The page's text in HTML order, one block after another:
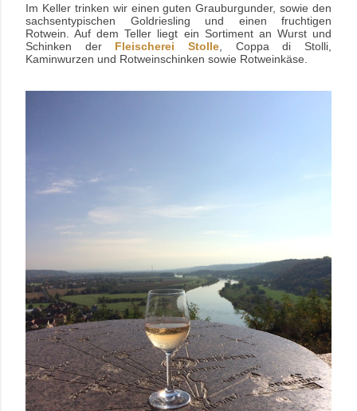
Im Keller trinken wir einen guten Grauburgunder, sowie den
sachsentypischen Goldriesling und einen fruchtigen
Rotwein. Auf dem Teller liegt ein Sortiment an Wurst und
Schinken der Fleischerei Stolle , Coppa di Stolli,
Kaminwurzen und Rotweinschinken sowie Rotweinkäse.